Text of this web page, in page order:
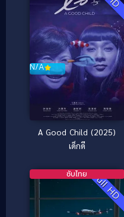
N/A
A Good Child (2025)
เด็กดี
Full HD
ซับไทย